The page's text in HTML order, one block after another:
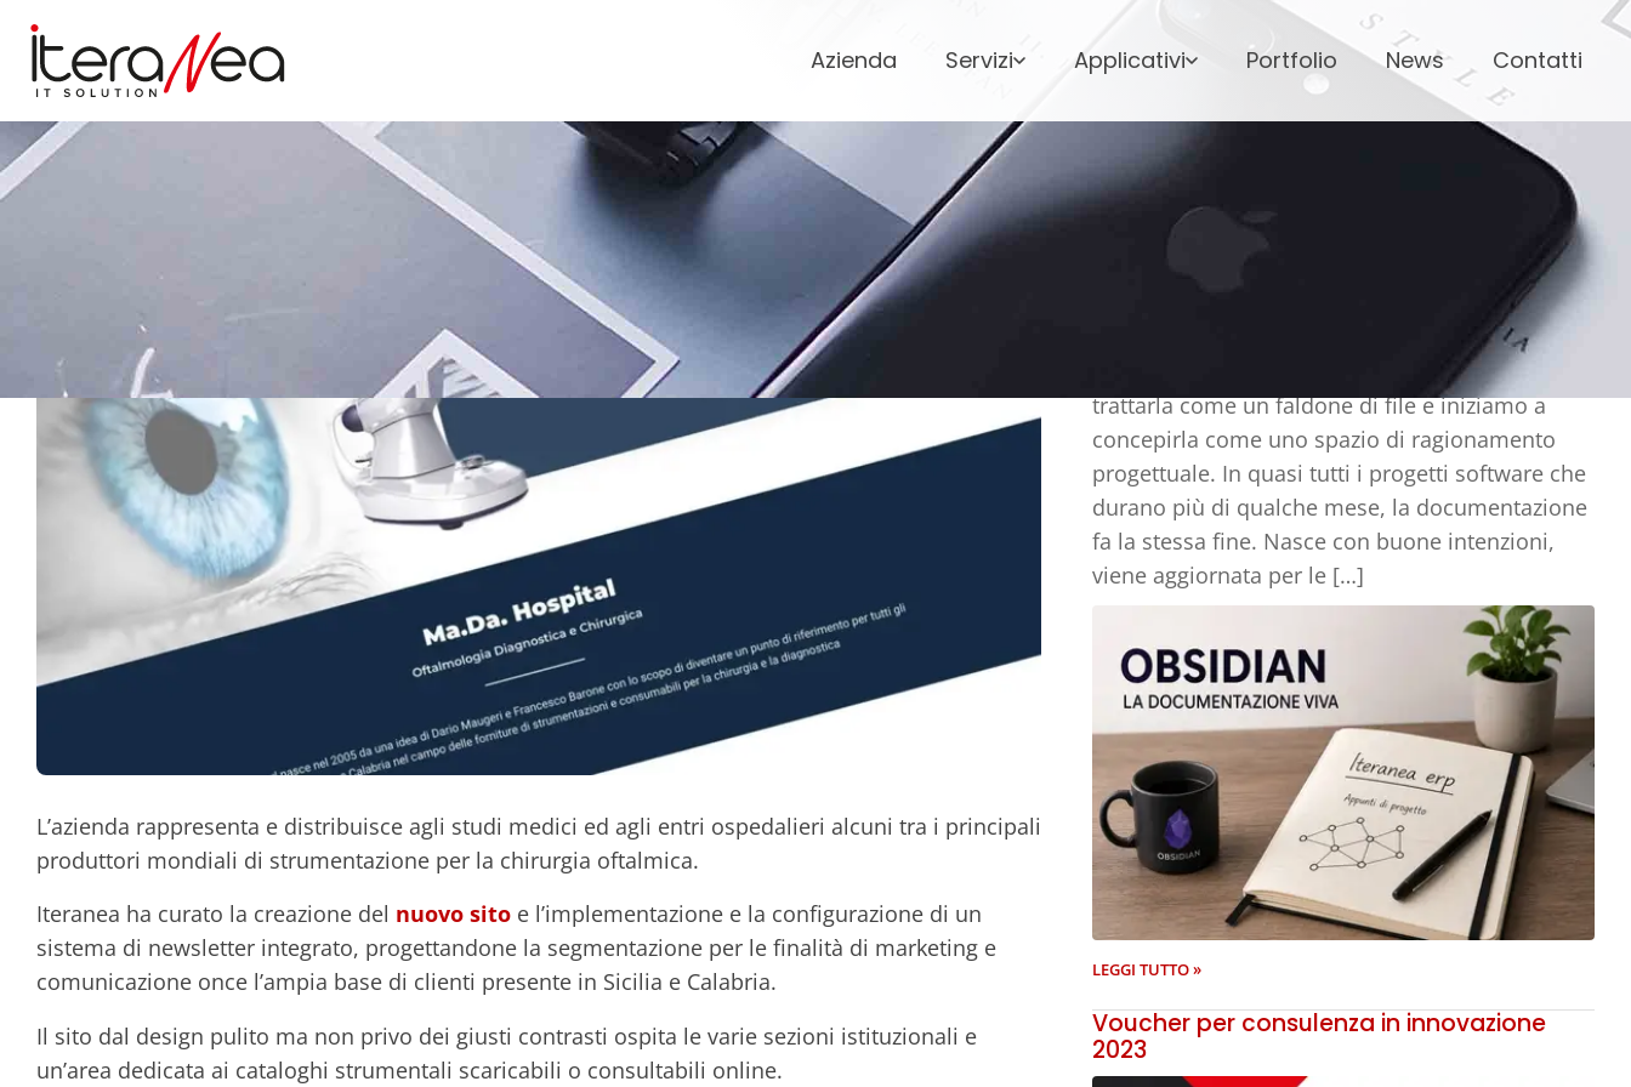
Azienda Servizi Applicativi Portfolio News Contatti
Home Online il nuovo sito Ma.Da. Hospital
ONLINE IL NUOVO SITO MA.DA. HOSPITAL
L’azienda rappresenta e distribuisce agli studi medici ed agli entri ospedalieri alcuni tra i principali
produttori mondiali di strumentazione per la chirurgia oftalmica.
Iteranea ha curato la creazione del nuovo sitoe l’implementazione e la configurazione di un
sistema di newsletter integrato, progettandone la segmentazione per le finalità di marketing e
comunicazione once l’ampia base di clienti presente in Sicilia e Calabria.
Il sito dal design pulito ma non privo dei giusti contrasti ospita le varie sezioni istituzionali e
un’area dedicata ai cataloghi strumentali scaricabili o consultabili online.
NEWS
La documentazione di progetto muore quasi
sempre, e cosa cambia quando smettiamo di
trattarla come un faldone di file e iniziamo a
concepirla come uno spazio di ragionamento
progettuale. In quasi tutti i progetti software che
durano più di qualche mese, la documentazione
fa la stessa fine. Nasce con buone intenzioni,
viene aggiornata per le […]
LEGGI TUTTO »
Voucher per consulenza in innovazione
2023